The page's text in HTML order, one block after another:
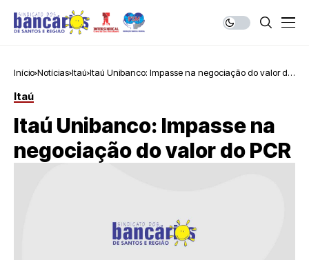
Início Notícias Itaú Itaú Unibanco: Impasse na negociação do valor do
Itaú
Itaú Unibanco: Impasse na
negociação do valor do PCR